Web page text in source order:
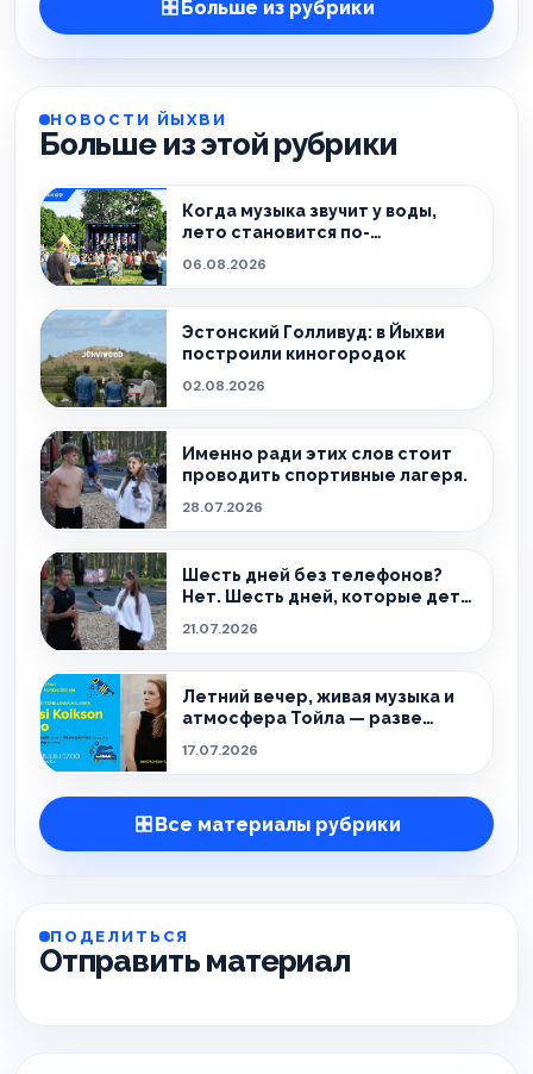
Больше из рубрики
НОВОСТИ ЙЫХВИ
Больше из этой рубрики
Когда музыка звучит у воды,
лето становится по-
06.08.2026
Эстонский Голливуд: в Йыхви
построили киногородок
02.08.2026
Именно ради этих слов стоит
проводить спортивные лагеря.
28.07.2026
Шесть дней без телефонов?
Нет. Шесть дней, которые дети
21.07.2026
Летний вечер, живая музыка и
атмосфера Тойла — разве
сочетание?
17.07.2026
Все материалы рубрики
ПОДЕЛИТЬСЯ
Отправить материал